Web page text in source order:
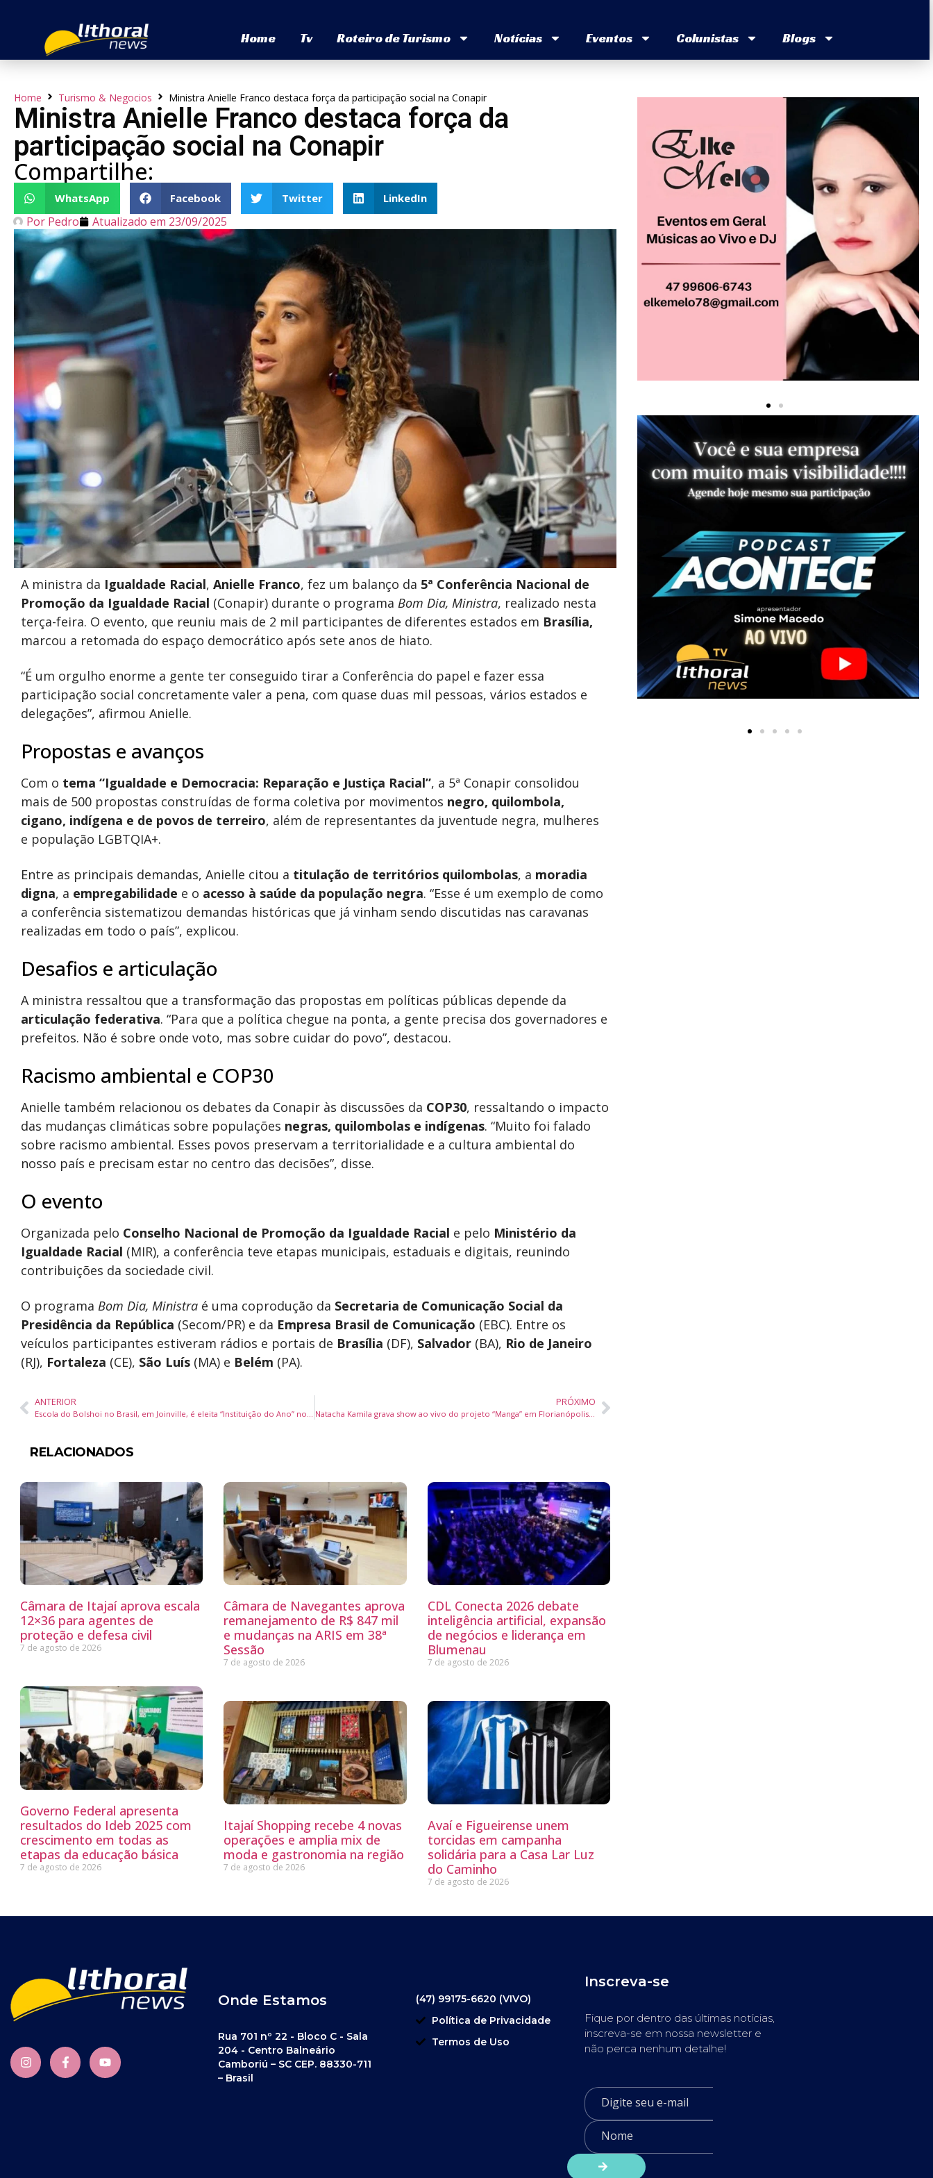
Home Tv Roteiro de Turismo Notícias Eventos Colunistas Blogs
Home Turismo & Negocios Ministra Anielle Franco destaca força da participação social na Conapir
Ministra Anielle Franco destaca força da
participação social na Conapir
Compartilhe:
WhatsApp Facebook Twitter LinkedIn
Por Pedro Atualizado em 23/09/2025
A ministra da Igualdade Racial, Anielle Franco, fez um balanço da 5ª Conferência Nacional de
Promoção da Igualdade Racial (Conapir) durante o programa Bom Dia, Ministra, realizado nesta
terça-feira. O evento, que reuniu mais de 2 mil participantes de diferentes estados em Brasília,
marcou a retomada do espaço democrático após sete anos de hiato.
“É um orgulho enorme a gente ter conseguido tirar a Conferência do papel e fazer essa
participação social concretamente valer a pena, com quase duas mil pessoas, vários estados e
delegações”, afirmou Anielle.
Propostas e avanços
Com o tema “Igualdade e Democracia: Reparação e Justiça Racial”, a 5ª Conapir consolidou
mais de 500 propostas construídas de forma coletiva por movimentos negro, quilombola,
cigano, indígena e de povos de terreiro, além de representantes da juventude negra, mulheres
e população LGBTQIA+.
Entre as principais demandas, Anielle citou a titulação de territórios quilombolas, a moradia
digna, a empregabilidade e o acesso à saúde da população negra. “Esse é um exemplo de como
a conferência sistematizou demandas históricas que já vinham sendo discutidas nas caravanas
realizadas em todo o país”, explicou.
Desafios e articulação
A ministra ressaltou que a transformação das propostas em políticas públicas depende da
articulação federativa. “Para que a política chegue na ponta, a gente precisa dos governadores e
prefeitos. Não é sobre onde voto, mas sobre cuidar do povo”, destacou.
Racismo ambiental e COP30
Anielle também relacionou os debates da Conapir às discussões da COP30, ressaltando o impacto
das mudanças climáticas sobre populações negras, quilombolas e indígenas. “Muito foi falado
sobre racismo ambiental. Esses povos preservam a territorialidade e a cultura ambiental do
nosso país e precisam estar no centro das decisões”, disse.
O evento
Organizada pelo Conselho Nacional de Promoção da Igualdade Racial e pelo Ministério da
Igualdade Racial (MIR), a conferência teve etapas municipais, estaduais e digitais, reunindo
contribuições da sociedade civil.
O programa Bom Dia, Ministra é uma coprodução da Secretaria de Comunicação Social da
Presidência da República (Secom/PR) e da Empresa Brasil de Comunicação (EBC). Entre os
veículos participantes estiveram rádios e portais de Brasília (DF), Salvador (BA), Rio de Janeiro
(RJ), Fortaleza (CE), São Luís (MA) e Belém (PA).
ANTERIOR
Escola do Bolshoi no Brasil, em Joinville, é eleita “Instituição do Ano” no Prêmio Líderes do Brasil 2025
PRÓXIMO
Natacha Kamila grava show ao vivo do projeto “Manga” em Florianópolis neste domingo
RELACIONADOS
Câmara de Itajaí aprova escala
12×36 para agentes de
proteção e defesa civil
7 de agosto de 2026
Câmara de Navegantes aprova
remanejamento de R$ 847 mil
e mudanças na ARIS em 38ª
Sessão
7 de agosto de 2026
CDL Conecta 2026 debate
inteligência artificial, expansão
de negócios e liderança em
Blumenau
7 de agosto de 2026
Governo Federal apresenta
resultados do Ideb 2025 com
crescimento em todas as
etapas da educação básica
7 de agosto de 2026
Itajaí Shopping recebe 4 novas
operações e amplia mix de
moda e gastronomia na região
7 de agosto de 2026
Avaí e Figueirense unem
torcidas em campanha
solidária para a Casa Lar Luz
do Caminho
7 de agosto de 2026
Onde Estamos
Rua 701 nº 22 - Bloco C - Sala
204 - Centro Balneário
Camboriú – SC CEP. 88330-711
– Brasil
(47) 99175-6620 (VIVO)
Política de Privacidade
Termos de Uso
Inscreva-se
Fique por dentro das últimas notícias,
inscreva-se em nossa newsletter e
não perca nenhum detalhe!